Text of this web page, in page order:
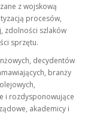
z wojskową
procesów,
zdolności szlaków
sprzętu.
decydentów
branży
i rozdysponowujące
akademicy i